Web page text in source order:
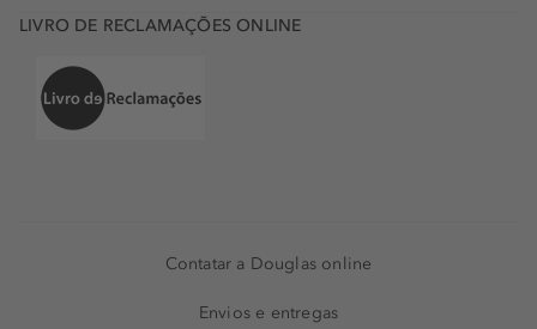
LIVRO DE RECLAMAÇÕES ONLINE
Contatar a Douglas online
Envios e entregas